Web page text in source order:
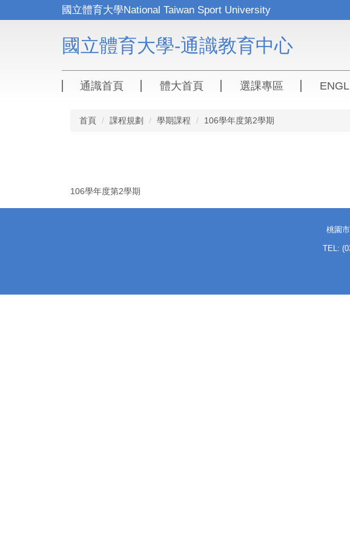
到
國立體育大學-通識教育中心
通識首頁 體大首頁 選課專區
首頁 課程規劃 學期課程 106學年度第2學期
106學年度第2學期
桃園
TEL: